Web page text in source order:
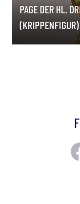
PAGE DER HL.
(KRIPPENFIGUR)